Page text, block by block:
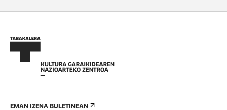
EMAN IZENA BULETINEAN